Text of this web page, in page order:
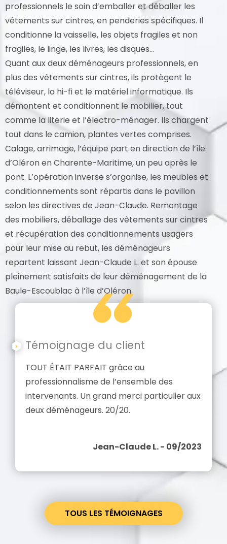
professionnels le soin d’emballer et déballer les
vêtements sur cintres, en penderies spécifiques. Il
conditionne la vaisselle, les objets fragiles et non
fragiles, le linge, les livres, les disques…
Quant aux deux déménageurs professionnels, en
plus des vêtements sur cintres, ils protègent le
téléviseur, la hi-fi et le matériel informatique. Ils
démontent et conditionnent le mobilier, tout
comme la literie et l’électro-ménager. Ils chargent
tout dans le camion, plantes vertes comprises.
Calage, arrimage, l’équipe part en direction de l’île
d’Oléron en Charente-Maritime, un peu après le
pont. L’opération inverse s’organise, les meubles et
conditionnements sont répartis dans le pavillon
selon les directives de Jean-Claude. Remontage
des mobiliers, déballage des vêtements sur cintres
et récupération des conditionnements usagers
pour leur mise au rebut, les déménageurs
repartent laissant Jean-Claude L. et son épouse
pleinement satisfaits de leur déménagement de la
Baule-Escoublac à l’île d’Oléron.
Témoignage du client
TOUT ÉTAIT PARFAIT grâce au
professionnalisme de l’ensemble des
intervenants. Un grand merci particulier aux
deux déménageurs. 20/20.
Jean-Claude L. - 09/2023
TOUS LES TÉMOIGNAGES